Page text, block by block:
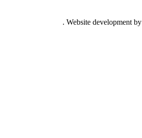
Website development by
.